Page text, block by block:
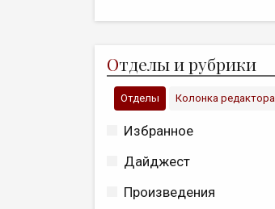
Отделы и рубрики
Отделы Колонка редактора
Избранное
Дайджест
Произведения